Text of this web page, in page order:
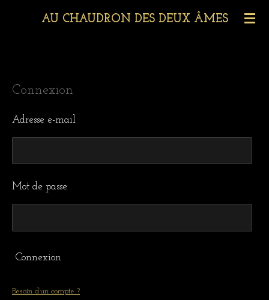
AU CHAUDRON DES DEUX ÂMES
Connexion
Adresse e-mail
Mot de passe
Connexion
Besoin d’un compte ?